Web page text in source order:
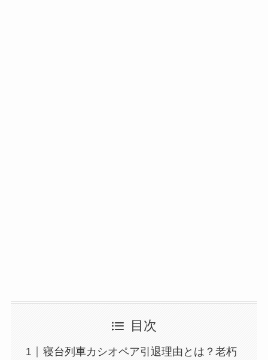
目次
寝台列車カシオペア引退理由とは？老朽